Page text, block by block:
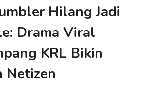
Hilang Jadi
Drama Viral
KRL Bikin
Netizen